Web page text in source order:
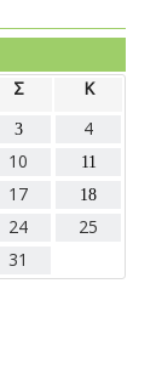
Σ
Κ
3 4
10
11
17 18
24 25
31